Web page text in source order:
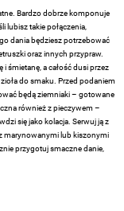
Bardzo dobrze komponuje
lubisz takie połączenia,
dania będziesz potrzebować
oraz innych przypraw.
śmietanę, a całość dusi przez
do smaku. Przed podaniem
będą ziemniaki – gotowane
również z pieczywem –
się jako kolacja. Serwuj ją z
marynowanymi lub kiszonymi
przygotuj smaczne danie,